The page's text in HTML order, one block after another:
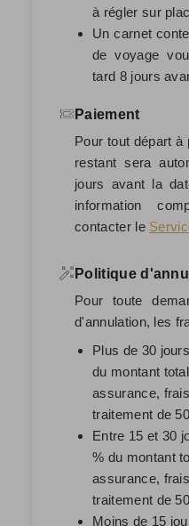
à régler sur
Un carnet
de voyage
tard 8 jours
Paiement
Pour tout départ
restant sera
jours avant la
information
contacter le
Politique
Pour toute
d'annulation, les
Plus de 30
du montant
assurance,
traitement de
Entre 15 et 30
% du montant
assurance,
traitement de
Moins de 15